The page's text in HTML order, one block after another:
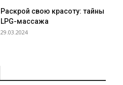
Раскрой свою красоту: тайны
LPG-массажа
29.03.2024